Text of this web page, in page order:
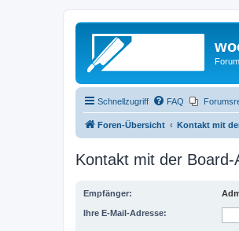
Schnellzugriff FAQ
Foren-Übersicht Kontakt mit
Kontakt mit der
Empfänger:
Ihre E-Mail-Adresse: